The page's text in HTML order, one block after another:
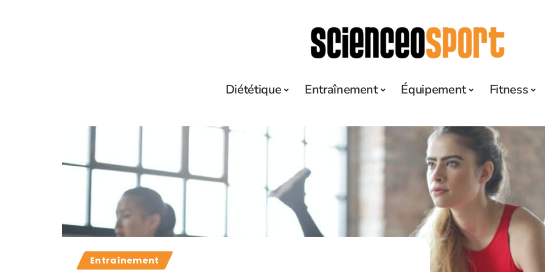
Diététique Entraînement Équipement Fitness
Entraînement